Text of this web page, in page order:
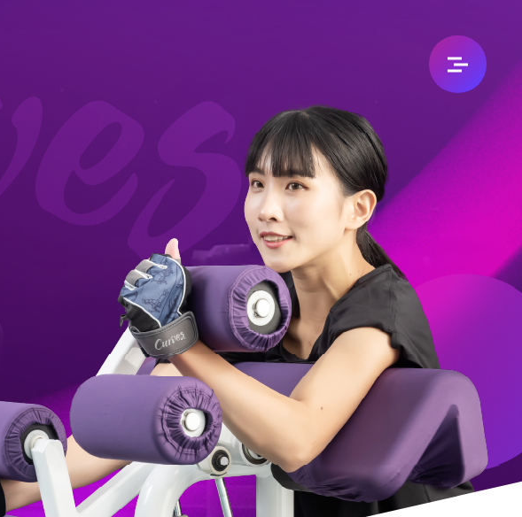
會員故事
加入我們
加盟專區 人資招募
永續企業
永續承諾
分店據點
常見問題
聯絡我們